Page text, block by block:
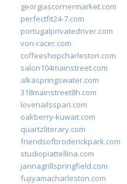
georgiascornermarket.com
perfectfit24-7.com
portugalprivatedriver.com
von-racer.com
coffeeshopcharleston.com
salon104mainstreet.com
alkaspringswater.com
318mainstreet8h.com
lovenailsspari.com
oakberry-kuwait.com
quartzliterary.com
friendsofbroderickpark.com
studiopiattellina.com
jannagrillspringfield.com
fujiyamacharleston.com